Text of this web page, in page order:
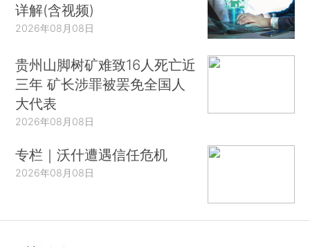
详解(含视频)
2026年08月08日
贵州山脚树矿难致16人死亡近
三年 矿长涉罪被罢免全国人
大代表
2026年08月08日
专栏｜沃什遭遇信任危机
2026年08月08日